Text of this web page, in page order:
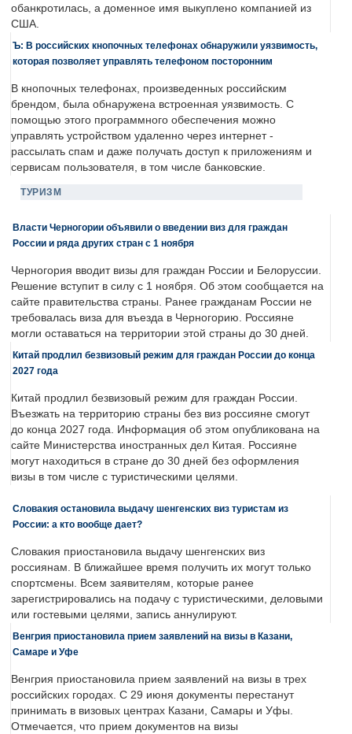
обанкротилась, а доменное имя выкуплено компанией из
США.
Ъ: В российских кнопочных телефонах обнаружили уязвимость,
которая позволяет управлять телефоном посторонним
В кнопочных телефонах, произведенных российским
брендом, была обнаружена встроенная уязвимость. С
помощью этого программного обеспечения можно
управлять устройством удаленно через интернет -
рассылать спам и даже получать доступ к приложениям и
сервисам пользователя, в том числе банковские.
ТУРИЗМ
Власти Черногории объявили о введении виз для граждан
России и ряда других стран с 1 ноября
Черногория вводит визы для граждан России и Белоруссии.
Решение вступит в силу с 1 ноября. Об этом сообщается на
сайте правительства страны. Ранее гражданам России не
требовалась виза для въезда в Черногорию. Россияне
могли оставаться на территории этой страны до 30 дней.
Китай продлил безвизовый режим для граждан России до конца
2027 года
Китай продлил безвизовый режим для граждан России.
Въезжать на территорию страны без виз россияне смогут
до конца 2027 года. Информация об этом опубликована на
сайте Министерства иностранных дел Китая. Россияне
могут находиться в стране до 30 дней без оформления
визы в том числе с туристическими целями.
Словакия остановила выдачу шенгенских виз туристам из
России: а кто вообще дает?
Словакия приостановила выдачу шенгенских виз
россиянам. В ближайшее время получить их могут только
спортсмены. Всем заявителям, которые ранее
зарегистрировались на подачу с туристическими, деловыми
или гостевыми целями, запись аннулируют.
Венгрия приостановила прием заявлений на визы в Казани,
Самаре и Уфе
Венгрия приостановила прием заявлений на визы в трех
российских городах. С 29 июня документы перестанут
принимать в визовых центрах Казани, Самары и Уфы.
Отмечается, что прием документов на визы